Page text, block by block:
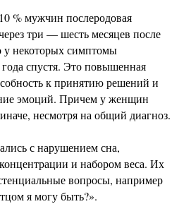
% мужчин послеродовая
три — шесть месяцев после
некоторых симптомы
спустя. Это повышенная
к принятию решений и
эмоций. Причем у женщин
несмотря на общий диагноз.
с нарушением сна,
и набором веса. Их
вопросы, например
я могу быть?».